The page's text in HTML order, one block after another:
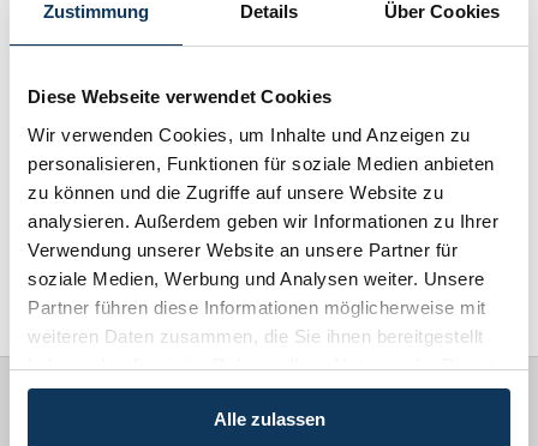
Zustimmung Details Über Cookies
Diese Webseite verwendet Cookies
Wir verwenden Cookies, um Inhalte und Anzeigen zu
personalisieren, Funktionen für soziale Medien anbieten
zu können und die Zugriffe auf unsere Website zu
analysieren. Außerdem geben wir Informationen zu Ihrer
Verwendung unserer Website an unsere Partner für
soziale Medien, Werbung und Analysen weiter. Unsere
Partner führen diese Informationen möglicherweise mit
weiteren Daten zusammen, die Sie ihnen bereitgestellt
haben oder die sie im Rahmen Ihrer Nutzung der Dienste
gesammelt haben.
Alle zulassen
und Übergabeverträgen
Grundstückkauf
Checkliste: Immobilienertragssteuer
Checkliste: Mietvertrag
Checkliste: Gewerbeanm. durch jur.
Person
Wirtschaftsrecht / Gesellschaftsrecht (382)
Schadenersatz / Schmerzensgeld / Gewährleistung (417)
Familienrecht / Eherecht / Erbrecht (169)
Sonstiges (478)